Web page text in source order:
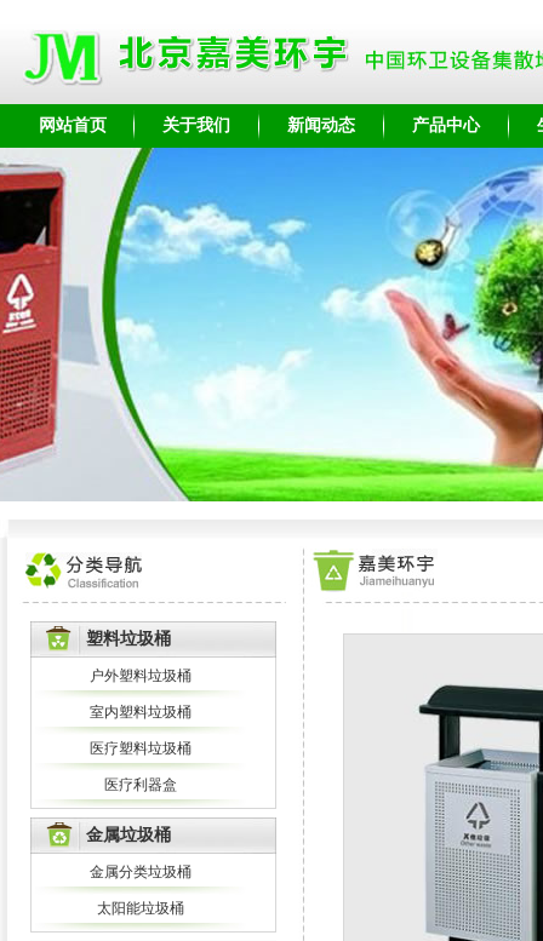
网站首页 关于我们 新闻动态 产品中心
塑料垃圾桶
户外塑料垃圾桶
室内塑料垃圾桶
医疗塑料垃圾桶
医疗利器盒
金属垃圾桶
金属分类垃圾桶
太阳能垃圾桶